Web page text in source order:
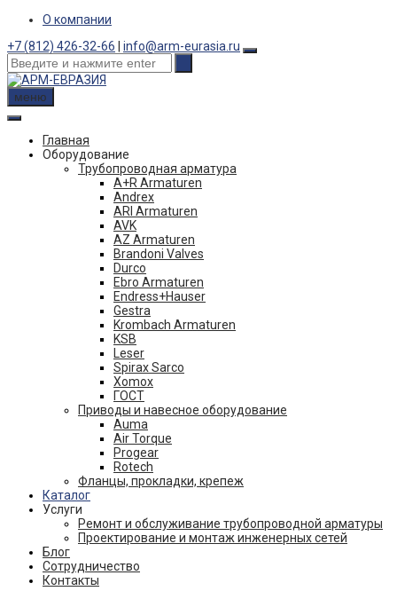
Skip
content
О компании
+7 (812) 426-32-66
info@arm-eurasia.ru
меню
Главная
Оборудование
Трубопроводная арматура
A+R Armaturen
Andrex
ARI Armaturen
AVK
AZ Armaturen
Brandoni Valves
Durco
Ebro Armaturen
Endress+Hauser
Gestra
Krombach Armaturen
KSB
Leser
Spirax Sarco
Xomox
ГОСТ
Приводы и навесное оборудование
Auma
Air Torque
Progear
Rotech
Фланцы, прокладки, крепеж
Каталог
Услуги
Ремонт и обслуживание трубопроводной арматуры
Проектирование и монтаж инженерных сетей
Блог
Сотрудничество
Контакты